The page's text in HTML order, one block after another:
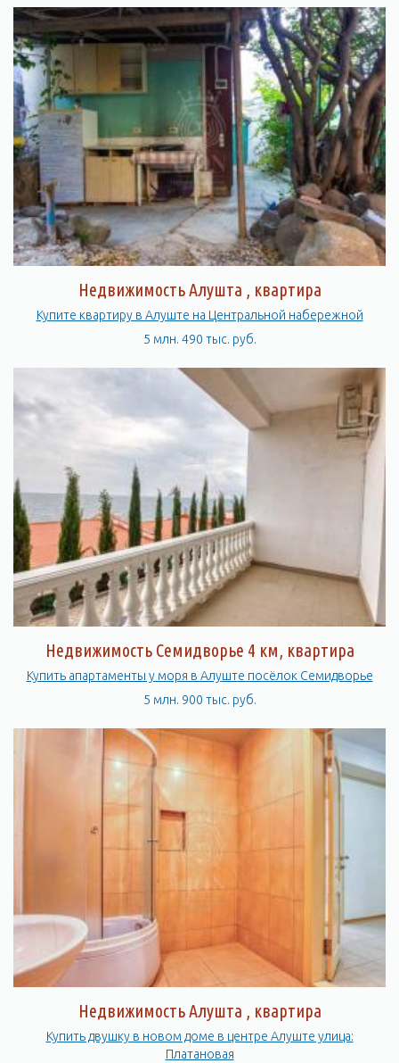
Недвижимость Алушта , квартира
Купите квартиру в Алуште на Центральной набережной
5 млн. 490 тыс. руб.
Недвижимость Семидворье 4 км, квартира
Купить апартаменты у моря в Алуште посёлок Семидворье
5 млн. 900 тыс. руб.
Недвижимость Алушта , квартира
Купить двушку в новом доме в центре Алуште улица:
Платановая